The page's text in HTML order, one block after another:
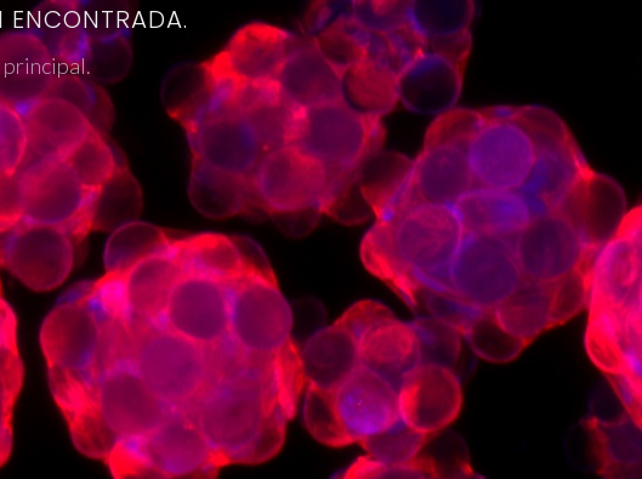
principal.